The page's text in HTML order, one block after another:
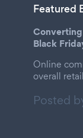
Featured
Black
Online
overall
Posted